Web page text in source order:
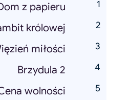
z papieru
królowej
miłości
Brzydula 2
wolności